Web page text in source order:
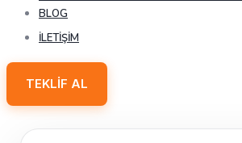
BLOG
İLETIŞIM
TEKLIF AL